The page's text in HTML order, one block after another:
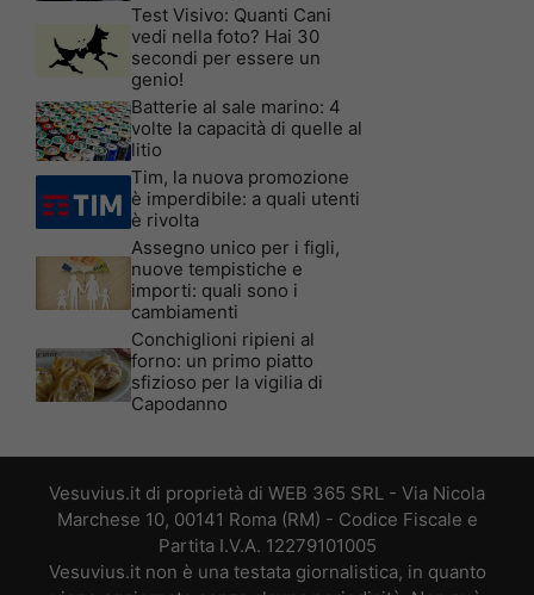
Test Visivo: Quanti Cani
vedi nella foto? Hai 30
secondi per essere un
genio!
Batterie al sale marino: 4
volte la capacità di quelle al
litio
Tim, la nuova promozione
è imperdibile: a quali utenti
è rivolta
Assegno unico per i figli,
nuove tempistiche e
importi: quali sono i
cambiamenti
Conchiglioni ripieni al
forno: un primo piatto
sfizioso per la vigilia di
Capodanno
Vesuvius.it di proprietà di WEB 365 SRL - Via Nicola
Marchese 10, 00141 Roma (RM) - Codice Fiscale e
Partita I.V.A. 12279101005
Vesuvius.it non è una testata giornalistica, in quanto